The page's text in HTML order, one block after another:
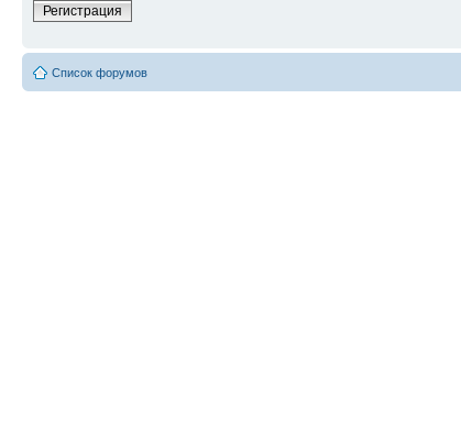
Регистрация
Список форумов